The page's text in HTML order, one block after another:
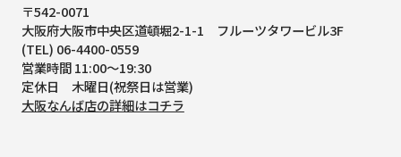
〒542-0071
大阪府大阪市中央区道頓堀2-1-1
フルーツタワービル3F
(TEL) 06-4400-0559
営業時間 11:00～19:30
定休日 木曜日(祝祭日は営業)
大阪なんば店の詳細はコチラ